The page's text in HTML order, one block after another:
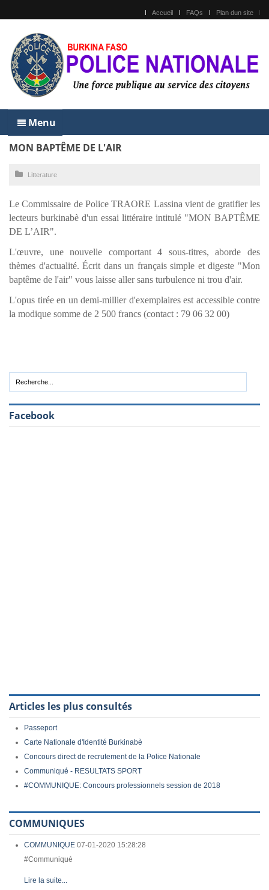
Accueil FAQs Plan dun site
Menu
MON BAPTÊME DE L'AIR
Litterature
Le Commissaire de Police TRAORE Lassina vient de gratifier les
lecteurs burkinabè d'un essai littéraire intitulé "MON BAPTÊME
DE L’AIR".
L'œuvre, une nouvelle comportant 4 sous-titres, aborde des
thèmes d'actualité. Écrit dans un français simple et digeste "Mon
baptême de l'air" vous laisse aller sans turbulence ni trou d'air.
L'opus tirée en un demi-millier d'exemplaires est accessible contre
la modique somme de 2 500 francs (contact : 79 06 32 00)
Facebook
Articles les plus consultés
Passeport
Carte Nationale d'Identité Burkinabè
Concours direct de recrutement de la Police Nationale
Communiqué - RESULTATS SPORT
#COMMUNIQUE: Concours professionnels session de 2018
COMMUNIQUES
COMMUNIQUE 07-01-2020 15:28:28
#Communiqué
Lire la suite...